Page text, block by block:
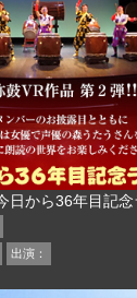
出演：